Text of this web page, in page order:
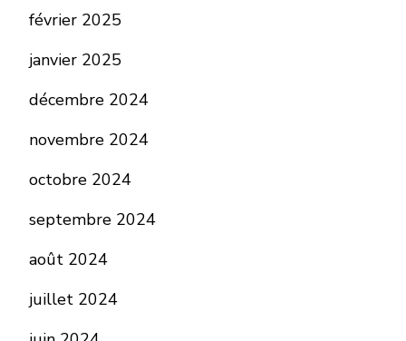
février 2025
janvier 2025
décembre 2024
novembre 2024
octobre 2024
septembre 2024
août 2024
juillet 2024